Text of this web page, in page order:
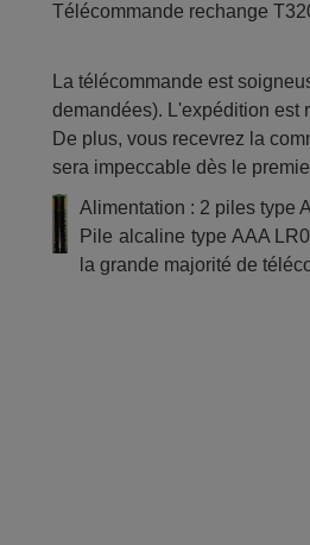
Télécommande rechange
La télécommande est
demandées). L'expédition est
De plus, vous recevrez la
sera impeccable dès le
Alimentation : 2 piles type
Pile alcaline type AAA
la grande majorité de